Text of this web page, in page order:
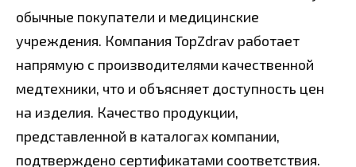
обычные покупатели и медицинские
учреждения. Компания TopZdrav работает
напрямую с производителями качественной
медтехники, что и объясняет доступность цен
на изделия. Качество продукции,
представленной в каталогах компании,
подтверждено сертификатами соответствия.